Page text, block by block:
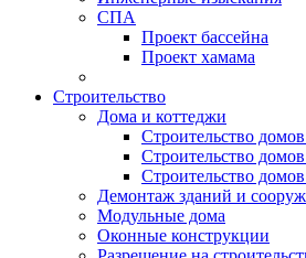
СПА
Проект бассейна
Проект хамама
Строительство
Дома и коттеджи
Строительство
Строительство
Строительство
Демонтаж зданий и
Модульные дома
Оконные конструкции